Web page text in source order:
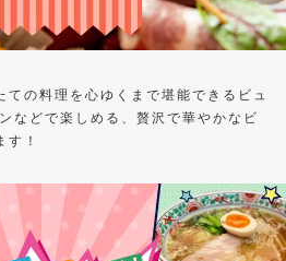
の料理を心ゆくまで堪能できるビュ
などで楽しめる、贅沢で華やかなビ
！